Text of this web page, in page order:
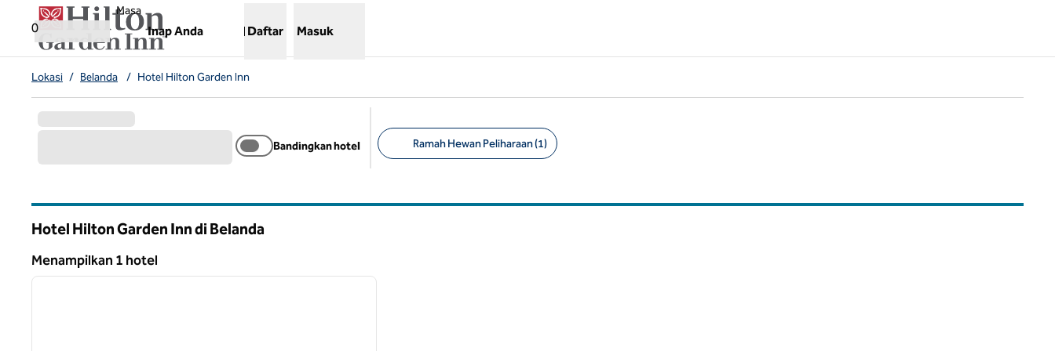
Lompati ke Konten
0
Masa
Inap Anda
,Membuka tab baru
Daftar Masuk
Lokasi / Belanda / Hotel Hilton Garden Inn
Bandingkan hotel Ramah Hewan Peliharaan (1)
Hotel Hilton Garden Inn di Belanda
Menampilkan 1 hotel
Menampilkan 1 hotel
1 dari 12
gambar berikutnya